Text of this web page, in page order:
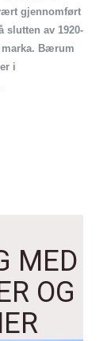
gjennomført
slutten av 1920-
marka. Bærum
i
MED
OG